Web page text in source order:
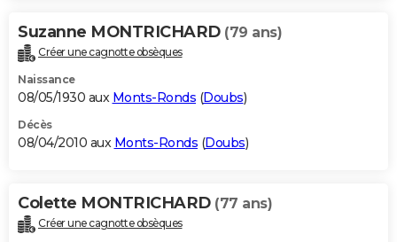
Suzanne MONTRICHARD (79 ans)
Créer une cagnotte obsèques
Naissance
08/05/1930 aux Monts-Ronds (Doubs)
Décès
08/04/2010 aux Monts-Ronds (Doubs)
Colette MONTRICHARD (77 ans)
Créer une cagnotte obsèques